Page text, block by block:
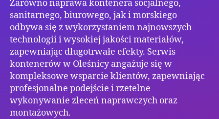
Zarówno naprawa kontenera socjalnego,
sanitarnego, biurowego, jak i morskiego
odbywa się z wykorzystaniem najnowszych
technologii i wysokiej jakości materiałów,
zapewniając długotrwałe efekty. Serwis
kontenerów w Oleśnicy angażuje się w
kompleksowe wsparcie klientów, zapewniając
profesjonalne podejście i rzetelne
wykonywanie zleceń naprawczych oraz
montażowych.